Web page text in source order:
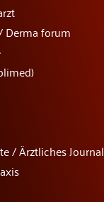
Derma forum
/ Ärztliches Journal